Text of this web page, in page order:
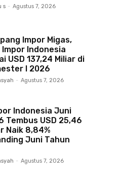
s - Agustus 7, 2026
Impor Migas,
Impor Indonesia
USD 137,24 Miliar di
I 2026
- Agustus 7, 2026
Indonesia Juni
Tembus USD 25,46
Naik 8,84%
Juni Tahun
- Agustus 7, 2026